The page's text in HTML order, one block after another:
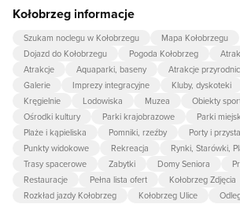
Kołobrzeg informacje
Szukam noclegu w Kołobrzegu
Mapa Kołobrzegu
Dojazd do Kołobrzegu
Pogoda Kołobrzeg
Atrakcje
Aquaparki, baseny Atrakcje
Galerie
Imprezy integracyjne Kluby, dyskoteki
Kręgielnie
Lodowiska Muzea
Obiekty
Ośrodki kultury
Parki krajobrazowe Parki
Plaże i kąpieliska
Pomniki, rzeźby
Porty i
Punkty widokowe
Rekreacja Rynki, Starówki,
Trasy spacerowe
Zabytki Domy Seniora
Restauracje
Pełna lista ofert
Kołobrzeg Zdjęcia
Rozkład jazdy Kołobrzeg
Kołobrzeg Ulice